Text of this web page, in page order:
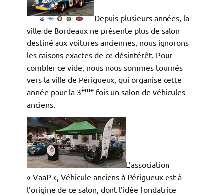
Depuis plusieurs années, la
ville de Bordeaux ne présente plus de salon
destiné aux voitures anciennes, nous ignorons
les raisons exactes de ce désintérêt. Pour
combler ce vide, nous nous sommes tournés
vers la ville de Périgueux, qui organise cette
année pour la 3ème fois un salon de véhicules
anciens.
L’association
« VaaP », Véhicule anciens à Périgueux est à
l’origine de ce salon, dont l’idée fondatrice